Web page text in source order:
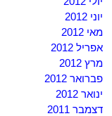
יוני 2012
מאי 2012
אפריל 2012
מרץ 2012
פברואר 2012
ינואר 2012
דצמבר 2011